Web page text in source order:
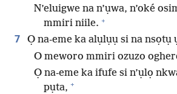
N’eluigwe na n’ụwa, n’oké
mmiri niile. +
7 Ọ na-eme ka alụlụụ si na nsọtụ
O meworo mmiri ozuzo
Ọ na-eme ka ifufe si n’ụlọ
pụta, +